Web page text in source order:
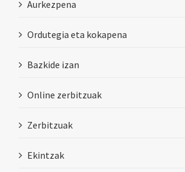
Aurkezpena
Ordutegia eta kokapena
Bazkide izan
Online zerbitzuak
Zerbitzuak
Ekintzak